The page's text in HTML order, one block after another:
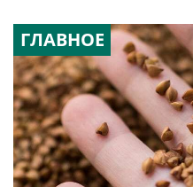
ГЛАВНОЕ